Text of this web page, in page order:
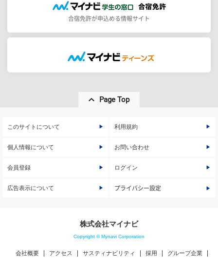
合宿免許が申込める情報サイト
Page Top
このサイトについて 利用規約
個人情報について お問い合わせ
会員登録 ログイン
広告表示について プライバシー設定
株式会社マイナビ
Copyright © Mynavi Corporation
会社概要 アクセス サスティナビリティ 採用 グループ企業